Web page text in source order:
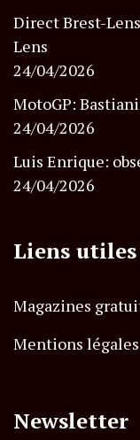
Direct Brest-
Lens
24/04/2026
MotoGP:
24/04/2026
Luis Enrique:
24/04/2026
Liens utiles
Magazines
Mentions légales
Newsletter